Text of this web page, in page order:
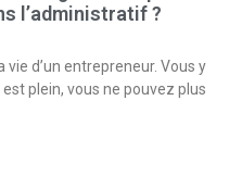
l’administratif ?
d’un entrepreneur. Vous y
plein, vous ne pouvez plus